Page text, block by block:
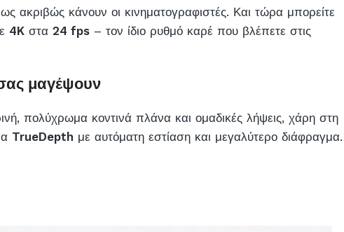
ακριβώς κάνουν οι κινηματογραφιστές. Και τώρα μπορείτε
4K στα 24 fps – τον ίδιο ρυθμό καρέ που βλέπετε στις
μαγέψουν
πολύχρωμα κοντινά πλάνα και ομαδικές λήψεις, χάρη στη
TrueDepth με αυτόματη εστίαση και μεγαλύτερο διάφραγμα.